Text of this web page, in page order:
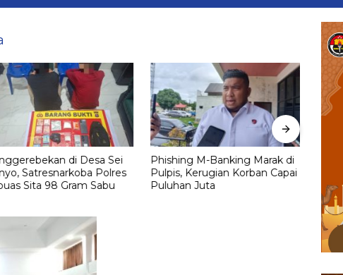
di Desa Sei
Satresnarkoba Polres
Sita 98 Gram Sabu
Phishing M-Banking Marak di
Pulpis, Kerugian Korban Capai
Puluhan Juta